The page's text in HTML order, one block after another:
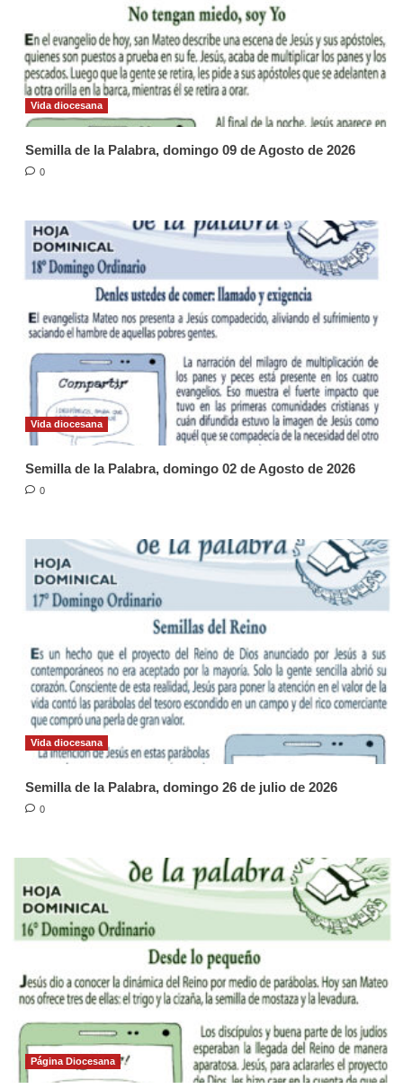
Vida diocesana
Semilla de la Palabra, domingo 09 de Agosto de 2026
0
Vida diocesana
Semilla de la Palabra, domingo 02 de Agosto de 2026
0
Vida diocesana
Semilla de la Palabra, domingo 26 de julio de 2026
0
Página Diocesana